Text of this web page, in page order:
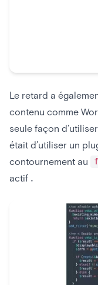
Le retard a
contenu comme
seule façon
était d’utiliser un
contournement au
actif .